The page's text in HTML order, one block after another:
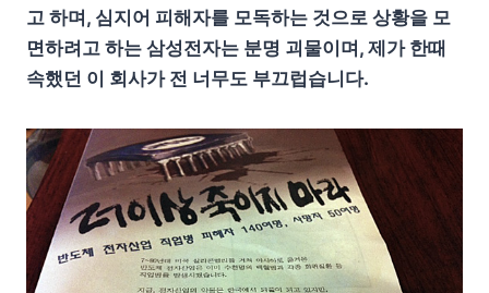
고 하며, 심지어 피해자를 모독하는 것으로 상황을 모
면하려고 하는 삼성전자는 분명 괴물이며, 제가 한때
속했던 이 회사가 전 너무도 부끄럽습니다.